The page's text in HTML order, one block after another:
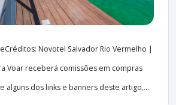
Novotel Salvador Rio Vermelho |
Voar receberá comissões em compras
alguns dos links e banners deste artigo,...